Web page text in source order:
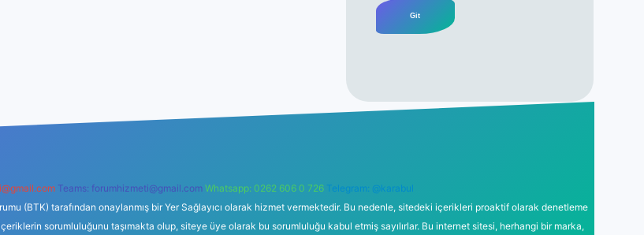
Teams: forumhizmeti@gmail.com Whatsapp: 0262 606 0 726 Telegram: @karabul
(BTK) tarafından onaylanmış bir Yer Sağlayıcı olarak hizmet vermektedir. Bu nedenle, sitedeki içerikleri proaktif olarak denetleme
sorumluluğunu taşımakta olup, siteye üye olarak bu sorumluluğu kabul etmiş sayılırlar. Bu internet sitesi, herhangi bir marka,